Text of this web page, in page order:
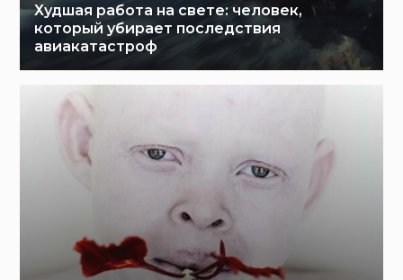
Худшая работа на свете: человек,
который убирает последствия
авиакатастроф